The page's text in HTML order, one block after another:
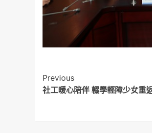
Post
Navigation
Previous
社工暖心陪伴 輟學輕障少女重